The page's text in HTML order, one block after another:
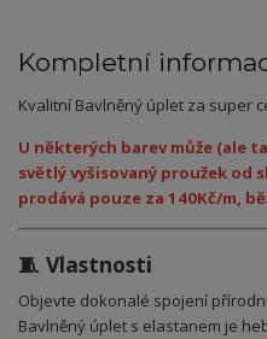
Kompletní
Kvalitní Bavlněný úplet za super
U některých barev může (ale
světlý vyšisovaný proužek
prodává pouze za 140Kč/m,
🧵 Vlastnosti
Objevte dokonalé spojení
Bavlněný úplet s elastanem je